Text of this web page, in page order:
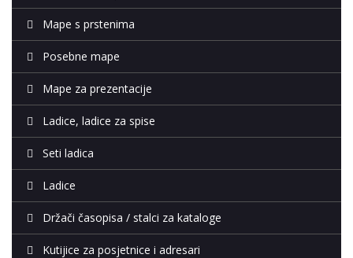
Mape s prstenima
Posebne mape
Mape za prezentacije
Ladice, ladice za spise
Seti ladica
Ladice
Držači časopisa / stalci za kataloge
Kutijice za posjetnice i adresari